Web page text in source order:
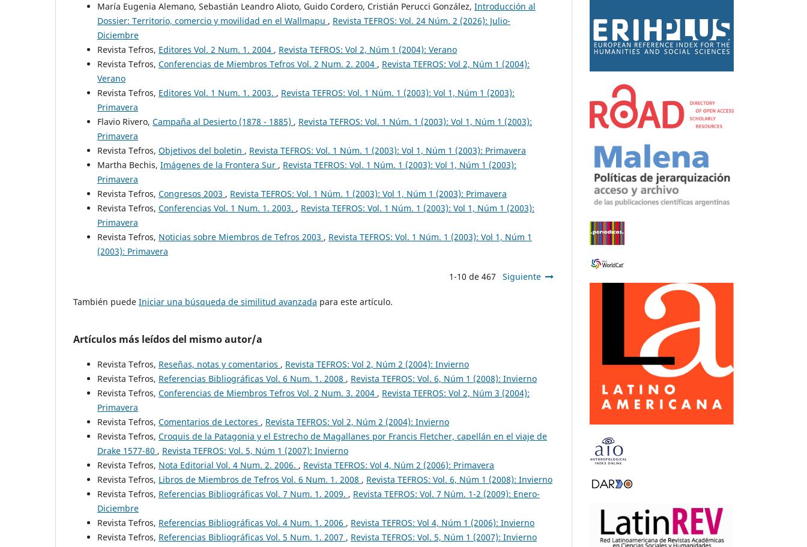
María Eugenia Alemano, Sebastián Leandro Alioto, Guido Cordero, Cristián Perucci González, Introducción al
Dossier: Territorio, comercio y movilidad en el Wallmapu , Revista TEFROS: Vol. 24 Núm. 2 (2026): Julio-
Diciembre
Revista Tefros, Editores Vol. 2 Num. 1. 2004 , Revista TEFROS: Vol 2, Núm 1 (2004): Verano
Revista Tefros, Conferencias de Miembros Tefros Vol. 2 Num. 2. 2004 , Revista TEFROS: Vol 2, Núm 1 (2004):
Verano
Revista Tefros, Editores Vol. 1 Num. 1. 2003. , Revista TEFROS: Vol. 1 Núm. 1 (2003): Vol 1, Núm 1 (2003):
Primavera
Flavio Rivero, Campaña al Desierto (1878 - 1885) , Revista TEFROS: Vol. 1 Núm. 1 (2003): Vol 1, Núm 1 (2003):
Primavera
Revista Tefros, Objetivos del boletin , Revista TEFROS: Vol. 1 Núm. 1 (2003): Vol 1, Núm 1 (2003): Primavera
Martha Bechis, Imágenes de la Frontera Sur , Revista TEFROS: Vol. 1 Núm. 1 (2003): Vol 1, Núm 1 (2003):
Primavera
Revista Tefros, Congresos 2003 , Revista TEFROS: Vol. 1 Núm. 1 (2003): Vol 1, Núm 1 (2003): Primavera
Revista Tefros, Conferencias Vol. 1 Num. 1. 2003. , Revista TEFROS: Vol. 1 Núm. 1 (2003): Vol 1, Núm 1 (2003):
Primavera
Revista Tefros, Noticias sobre Miembros de Tefros 2003 , Revista TEFROS: Vol. 1 Núm. 1 (2003): Vol 1, Núm 1
(2003): Primavera
1-10 de 467 Siguiente
También puede Iniciar una búsqueda de similitud avanzada para este artículo.
Artículos más leídos del mismo autor/a
Revista Tefros, Reseñas, notas y comentarios , Revista TEFROS: Vol 2, Núm 2 (2004): Invierno
Revista Tefros, Referencias Bibliográficas Vol. 6 Num. 1. 2008 , Revista TEFROS: Vol. 6, Núm 1 (2008): Invierno
Revista Tefros, Conferencias de Miembros Tefros Vol. 2 Num. 3. 2004 , Revista TEFROS: Vol 2, Núm 3 (2004):
Primavera
Revista Tefros, Comentarios de Lectores , Revista TEFROS: Vol 2, Núm 2 (2004): Invierno
Revista Tefros, Croquis de la Patagonia y el Estrecho de Magallanes por Francis Fletcher, capellán en el viaje de
Drake 1577-80 , Revista TEFROS: Vol. 5, Núm 1 (2007): Invierno
Revista Tefros, Nota Editorial Vol. 4 Num. 2. 2006. , Revista TEFROS: Vol 4, Núm 2 (2006): Primavera
Revista Tefros, Libros de Miembros de Tefros Vol. 6 Num. 1. 2008 , Revista TEFROS: Vol. 6, Núm 1 (2008): Invierno
Revista Tefros, Referencias Bibliográficas Vol. 7 Num. 1. 2009. , Revista TEFROS: Vol. 7 Núm. 1-2 (2009): Enero-
Diciembre
Revista Tefros, Referencias Bibliográficas Vol. 4 Num. 1. 2006 , Revista TEFROS: Vol 4, Núm 1 (2006): Invierno
Revista Tefros, Referencias Bibliográficas Vol. 5 Num. 1. 2007 , Revista TEFROS: Vol. 5, Núm 1 (2007): Invierno